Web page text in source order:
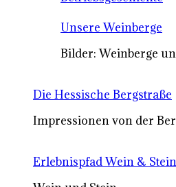
Unsere Weinberge
Bilder: Weinberge
Die Hessische Bergstraße
Impressionen von der
Erlebnispfad Wein & Stein